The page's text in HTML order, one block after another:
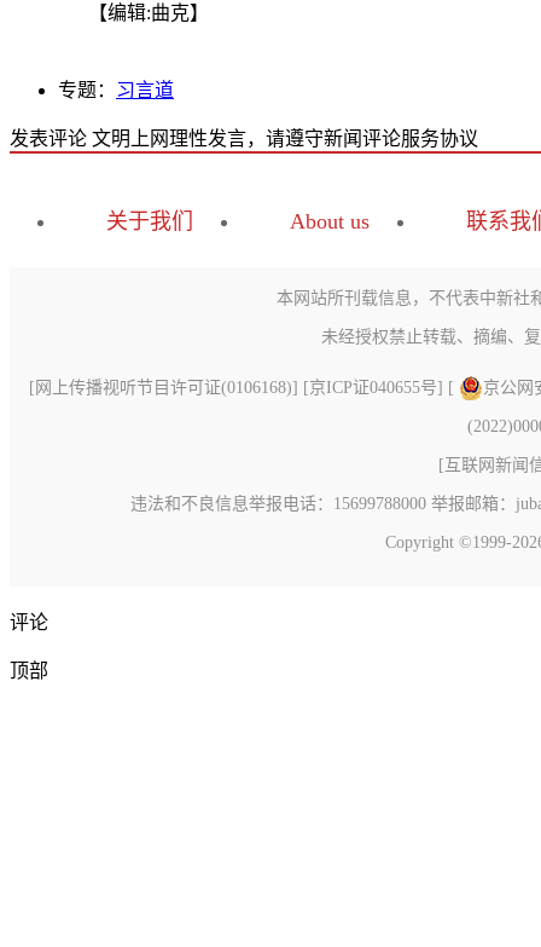
【编辑:曲克】
专题： 习言道
发表评论 文明上网理性发言，请遵守新闻评论服务协议
关于我们 About us 联系我
本网站所刊载信息，不代表中新社
未经授权禁止转载、摘编、
[ 网上传播视听节目许可证(0106168)] [京ICP证040655号] [ 京公网
[ 互联网新闻
违法和不良信息举报电话：15699788000 举报邮箱：
Copyright ©1999-
评论
顶部